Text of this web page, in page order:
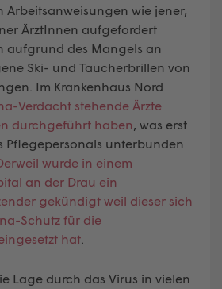
Arbeitsanweisungen wie jener,
ÄrztInnen aufgefordert
aufgrund des Mangels an
Ski- und Taucherbrillen von
Im Krankenhaus Nord
Verdacht stehende Ärzte
durchgeführt haben, was erst
Pflegepersonals unterbunden
wurde in einem
an der Drau ein
gekündigt weil dieser sich
Schutz für die
hat
Lage durch das Virus in vielen